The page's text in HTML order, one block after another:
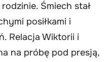
Śmiech stał
posiłkami i
Relacja Wiktorii i
na próbę pod presją,